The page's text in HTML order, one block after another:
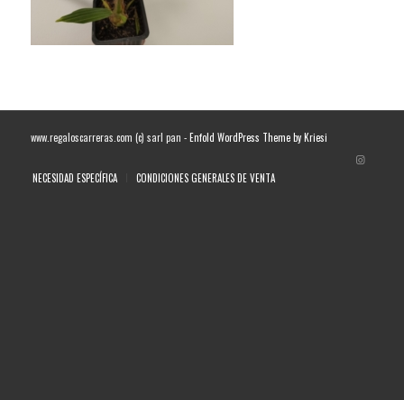
www.regaloscarreras.com (c) sarl pan -Enfold WordPress Theme by Kriesi
NECESIDAD ESPECÍFICA CONDICIONES GENERALES DE VENTA